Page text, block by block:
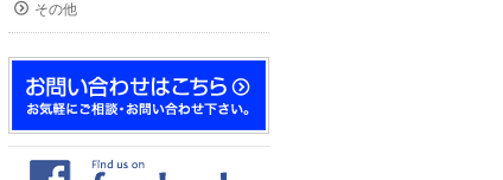
その他